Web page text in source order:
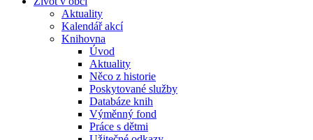
Aktuality
Kalendář akcí
Knihovna
Úvod
Aktuality
Něco z historie
Poskytované služby
Databáze knih
Výměnný fond
Práce s dětmi